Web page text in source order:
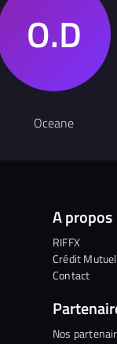
Oceane
A propos
RIFFX
Crédit Mutuel
Contact
Nos